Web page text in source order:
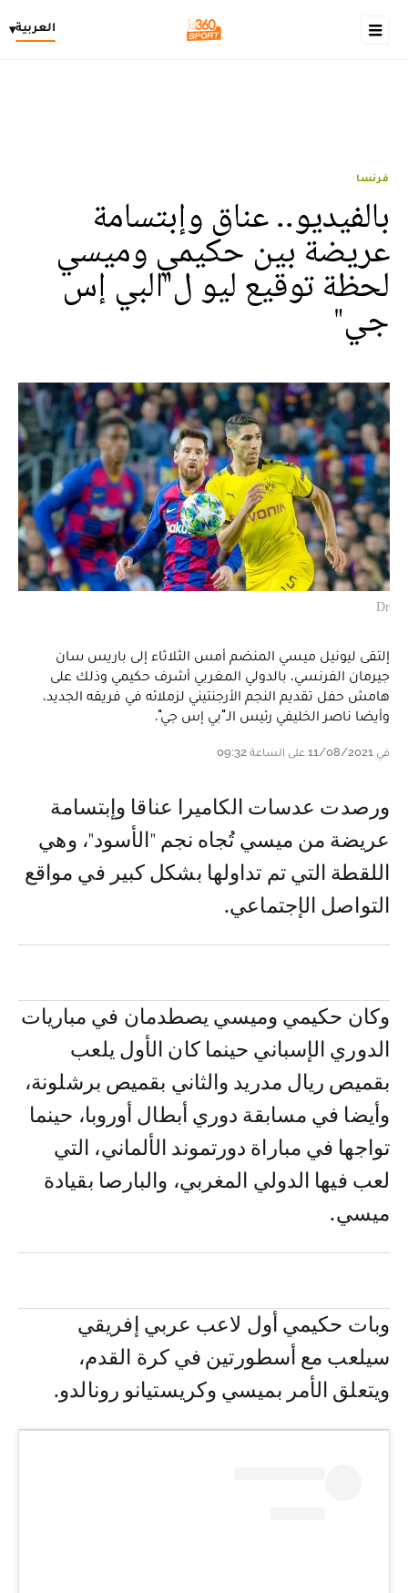
العربية▾
فرنسا
بالفيديو.. عناق وإبتسامة
عريضة بين حكيمي وميسي
لحظة توقيع ليو ل"البي إس
جي"
Dr
إلتقى ليونيل ميسي المنضم أمس الثلاثاء إلى باريس سان
جيرمان الفرنسي، بالدولي المغربي أشرف حكيمي وذلك على
هامش حفل تقديم النجم الأرجنتيني لزملائه في فريقه الجديد،
وأيضا ناصر الخليفي رئيس الـ"بي إس جي".
في 11/08/2021 على الساعة 09:32
ورصدت عدسات الكاميرا عناقا وإبتسامة
عريضة من ميسي تُجاه نجم "الأسود"، وهي
اللقطة التي تم تداولها بشكل كبير في مواقع
التواصل الإجتماعي.
وكان حكيمي وميسي يصطدمان في مباريات
الدوري الإسباني حينما كان الأول يلعب
بقميص ريال مدريد والثاني بقميص برشلونة،
وأيضا في مسابقة دوري أبطال أوروبا، حينما
تواجها في مباراة دورتموند الألماني، التي
لعب فيها الدولي المغربي، والبارصا بقيادة
ميسي.
وبات حكيمي أول لاعب عربي إفريقي
سيلعب مع أسطورتين في كرة القدم،
ويتعلق الأمر بميسي وكريستيانو رونالدو.